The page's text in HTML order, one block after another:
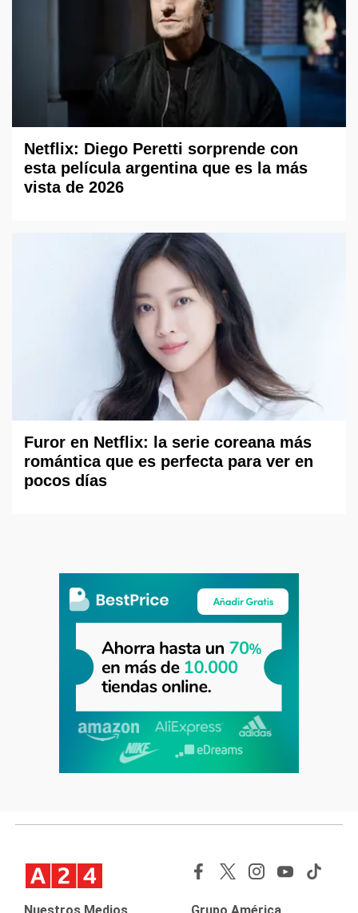
Netflix: Diego Peretti sorprende con
esta película argentina que es la más
vista de 2026
Furor en Netflix: la serie coreana más
romántica que es perfecta para ver en
pocos días